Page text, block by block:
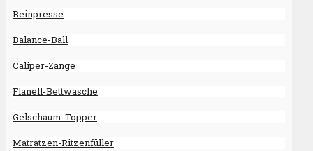
Beinpresse
Balance-Ball
Caliper-Zange
Flanell-Bettwäsche
Gelschaum-Topper
Matratzen-Ritzenfüller